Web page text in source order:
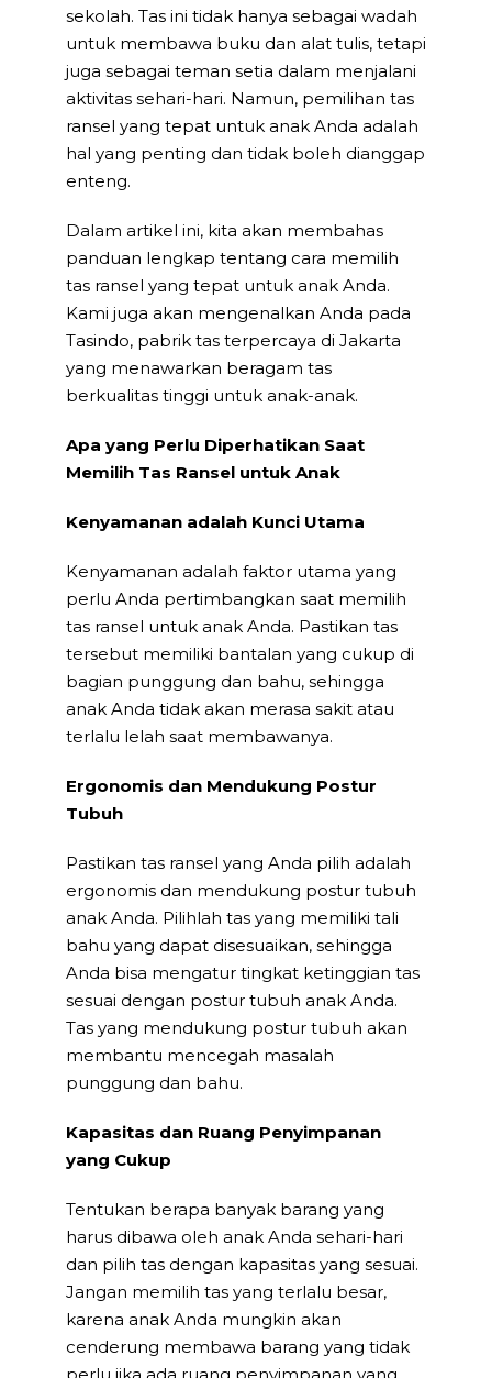
sekolah. Tas ini tidak hanya sebagai wadah
untuk membawa buku dan alat tulis, tetapi
juga sebagai teman setia dalam menjalani
aktivitas sehari-hari. Namun, pemilihan tas
ransel yang tepat untuk anak Anda adalah
hal yang penting dan tidak boleh dianggap
enteng.
Dalam artikel ini, kita akan membahas
panduan lengkap tentang cara memilih
tas ransel yang tepat untuk anak Anda.
Kami juga akan mengenalkan Anda pada
Tasindo, pabrik tas terpercaya di Jakarta
yang menawarkan beragam tas
berkualitas tinggi untuk anak-anak.
Apa yang Perlu Diperhatikan Saat
Memilih Tas Ransel untuk Anak
Kenyamanan adalah Kunci Utama
Kenyamanan adalah faktor utama yang
perlu Anda pertimbangkan saat memilih
tas ransel untuk anak Anda. Pastikan tas
tersebut memiliki bantalan yang cukup di
bagian punggung dan bahu, sehingga
anak Anda tidak akan merasa sakit atau
terlalu lelah saat membawanya.
Ergonomis dan Mendukung Postur
Tubuh
Pastikan tas ransel yang Anda pilih adalah
ergonomis dan mendukung postur tubuh
anak Anda. Pilihlah tas yang memiliki tali
bahu yang dapat disesuaikan, sehingga
Anda bisa mengatur tingkat ketinggian tas
sesuai dengan postur tubuh anak Anda.
Tas yang mendukung postur tubuh akan
membantu mencegah masalah
punggung dan bahu.
Kapasitas dan Ruang Penyimpanan
yang Cukup
Tentukan berapa banyak barang yang
harus dibawa oleh anak Anda sehari-hari
dan pilih tas dengan kapasitas yang sesuai.
Jangan memilih tas yang terlalu besar,
karena anak Anda mungkin akan
cenderung membawa barang yang tidak
perlu jika ada ruang penyimpanan yang